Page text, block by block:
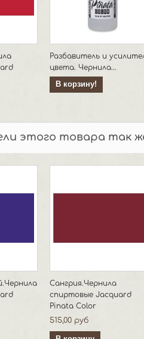
Разбавитель и
цвета. Чернила...
В корзину!
этого товара так
Сангрия.Чернила
спиртовые Jacquard
Pinata Color
515,00 руб